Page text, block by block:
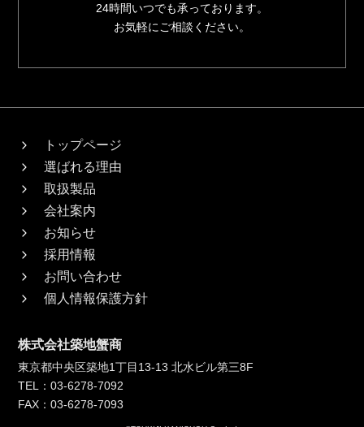
24時間いつでも承っております。
お気軽にご相談ください。
トップページ
選ばれる理由
取扱製品
会社案内
お知らせ
採用情報
お問い合わせ
個人情報保護方針
株式会社築地蟹商
東京都中央区築地1丁目13-13 北水ビル第三8F
TEL：03-6278-7092
FAX：03-6278-7093